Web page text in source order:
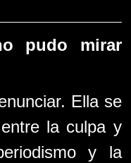
pudo mirar
Ella se
la culpa y
y la